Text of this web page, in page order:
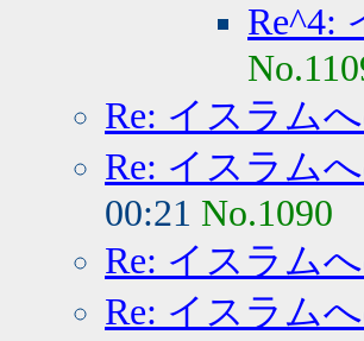
Re^4:
Re: イスラム
Re: イスラム
00:21 No.1090
Re: イスラム
Re: イスラム